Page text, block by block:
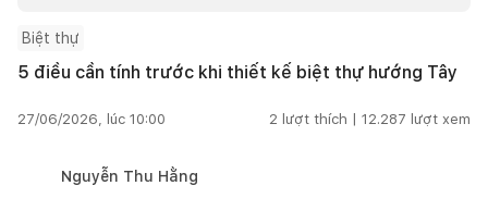
Biệt thự
5 điều cần tính trước khi thiết kế biệt thự hướng Tây
27/06/2026, lúc 10:00 2 lượt thích | 12.287 lượt xem
Nguyễn Thu Hằng